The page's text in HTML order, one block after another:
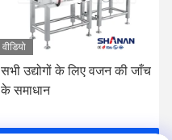
वीडियो
सभी उद्योगों के लिए वजन की जाँच
के समाधान